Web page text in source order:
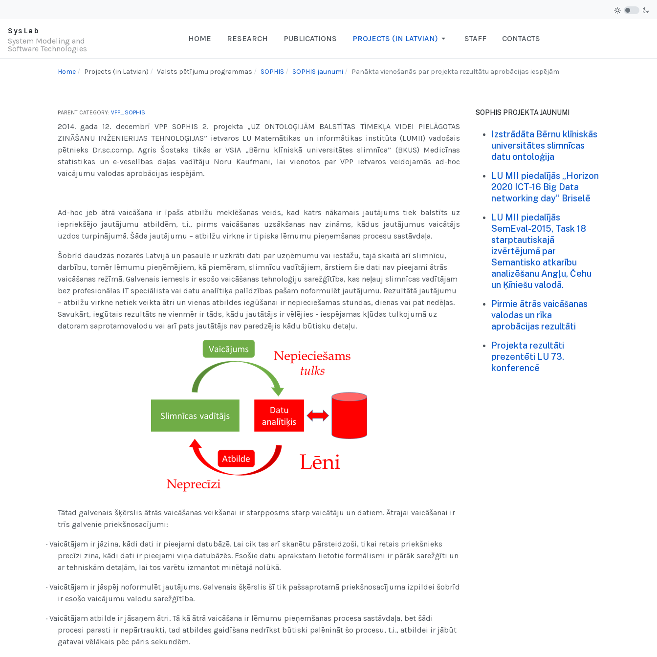
SysLab
System Modeling and
Software Technologies
HOME RESEARCH PUBLICATIONS PROJECTS (IN LATVIAN) STAFF CONTACTS
Home Projects (in Latvian) Valsts pētījumu programmas SOPHIS SOPHIS jaunumi Panākta vienošanās par projekta rezultātu aprobācijas iespējām
PARENT CATEGORY: VPP_SOPHIS
2014. gada 12. decembrī VPP SOPHIS 2. projekta „UZ ONTOLOĢIJĀM BALSTĪTAS TĪMEKĻA VIDEI PIELĀGOTAS
ZINĀŠANU INŽENIERIJAS TEHNOLOĢIJAS” ietvaros LU Matemātikas un informātikas institūta (LUMII) vadošais
pētnieks Dr.sc.comp. Agris Šostaks tikās ar VSIA „Bērnu klīniskā universitātes slimnīca” (BKUS) Medicīnas
statistikas un e-veselības daļas vadītāju Noru Kaufmani, lai vienotos par VPP ietvaros veidojamās ad-hoc
vaicājumu valodas aprobācijas iespējām.
Ad-hoc jeb ātrā vaicāšana ir īpašs atbilžu meklēšanas veids, kad katrs nākamais jautājums tiek balstīts uz
iepriekšējo jautājumu atbildēm, t.i., pirms vaicāšanas uzsākšanas nav zināms, kādus jautājumus vaicātājs
uzdos turpinājumā. Šāda jautājumu – atbilžu virkne ir tipiska lēmumu pieņemšanas procesu sastāvdaļa.
Šobrīd daudzās nozarēs Latvijā un pasaulē ir uzkrāti dati par uzņēmumu vai iestāžu, tajā skaitā arī slimnīcu,
darbību, tomēr lēmumu pieņēmējiem, kā piemēram, slimnīcu vadītājiem, ārstiem šie dati nav pieejami ātrās
vaicāšanas režīmā. Galvenais iemesls ir esošo vaicāšanas tehnoloģiju sarežģītība, kas neļauj slimnīcas vadītājam
bez profesionālas IT speciālista vai datu analītiķa palīdzības pašam noformulēt jautājumu. Rezultātā jautājumu
– atbilžu virkne netiek veikta ātri un vienas atbildes iegūšanai ir nepieciešamas stundas, dienas vai pat nedēļas.
Savukārt, iegūtais rezultāts ne vienmēr ir tāds, kādu jautātājs ir vēlējies - iespējamas kļūdas tulkojumā uz
datoram saprotamovalodu vai arī pats jautātājs nav paredzējis kādu būtisku detaļu.
Tātad galvenais šķērslis ātrās vaicāšanas veikšanai ir starpposms starp vaicātāju un datiem. Ātrajai vaicāšanai ir
trīs galvenie priekšnosacījumi:
· Vaicātājam ir jāzina, kādi dati ir pieejami datubāzē. Lai cik tas arī skanētu pārsteidzoši, tikai retais priekšnieks
precīzi zina, kādi dati ir pieejami viņa datubāzēs. Esošie datu aprakstam lietotie formālismi ir pārāk sarežģīti un
ar tehniskām detaļām, lai tos varētu izmantot minētajā nolūkā.
· Vaicātājam ir jāspēj noformulēt jautājums. Galvenais šķērslis šī tik pašsaprotamā priekšnosacījuma izpildei šobrīd
ir esošo vaicājumu valodu sarežģītība.
· Vaicātājam atbilde ir jāsaņem ātri. Tā kā ātrā vaicāšana ir lēmumu pieņemšanas procesa sastāvdaļa, bet šādi
procesi parasti ir nepārtraukti, tad atbildes gaidīšana nedrīkst būtiski palēnināt šo procesu, t.i., atbildei ir jābūt
gatavai vēlākais pēc pāris sekundēm.
SOPHIS PROJEKTA JAUNUMI
Izstrādāta Bērnu klīniskās
universitātes slimnīcas
datu ontoloģija
LU MII piedalījās „Horizon
2020 ICT-16 Big Data
networking day” Briselē
LU MII piedalījās
SemEval-2015, Task 18
starptautiskajā
izvērtējumā par
Semantisko atkarību
analizēšanu Angļu, Čehu
un Ķīniešu valodā.
Pirmie ātrās vaicāšanas
valodas un rīka
aprobācijas rezultāti
Projekta rezultāti
prezentēti LU 73.
konferencē